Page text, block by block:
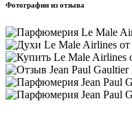
Фотографии из отзыва